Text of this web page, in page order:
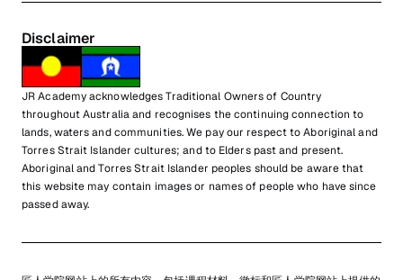
Disclaimer
JR Academy acknowledges Traditional Owners of Country
throughout Australia and recognises the continuing connection to
lands, waters and communities. We pay our respect to Aboriginal and
Torres Strait Islander cultures; and to Elders past and present.
Aboriginal and Torres Strait Islander peoples should be aware that
this website may contain images or names of people who have since
passed away.